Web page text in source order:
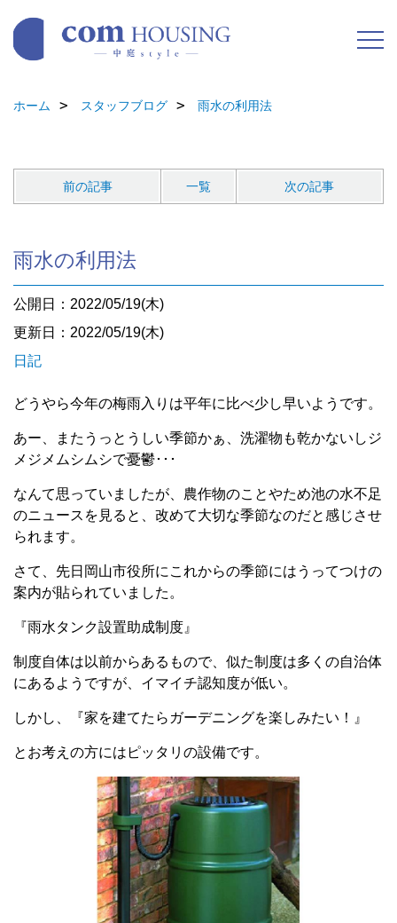
ホーム スタッフブログ 雨水の利用法
前の記事 一覧 次の記事
雨水の利用法
公開日：2022/05/19(木)
更新日：2022/05/19(木)
日記
どうやら今年の梅雨入りは平年に比べ少し早いようです。
あー、またうっとうしい季節かぁ、洗濯物も乾かないしジ
メジメムシムシで憂鬱･･･
なんて思っていましたが、農作物のことやため池の水不足
のニュースを見ると、改めて大切な季節なのだと感じさせ
られます。
さて、先日岡山市役所にこれからの季節にはうってつけの
案内が貼られていました。
『雨水タンク設置助成制度』
制度自体は以前からあるもので、似た制度は多くの自治体
にあるようですが、イマイチ認知度が低い。
しかし、『家を建てたらガーデニングを楽しみたい！』
とお考えの方にはピッタリの設備です。